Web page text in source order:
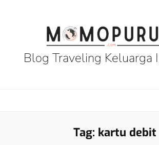
Blog Traveling Keluarga
Tag: kartu debit